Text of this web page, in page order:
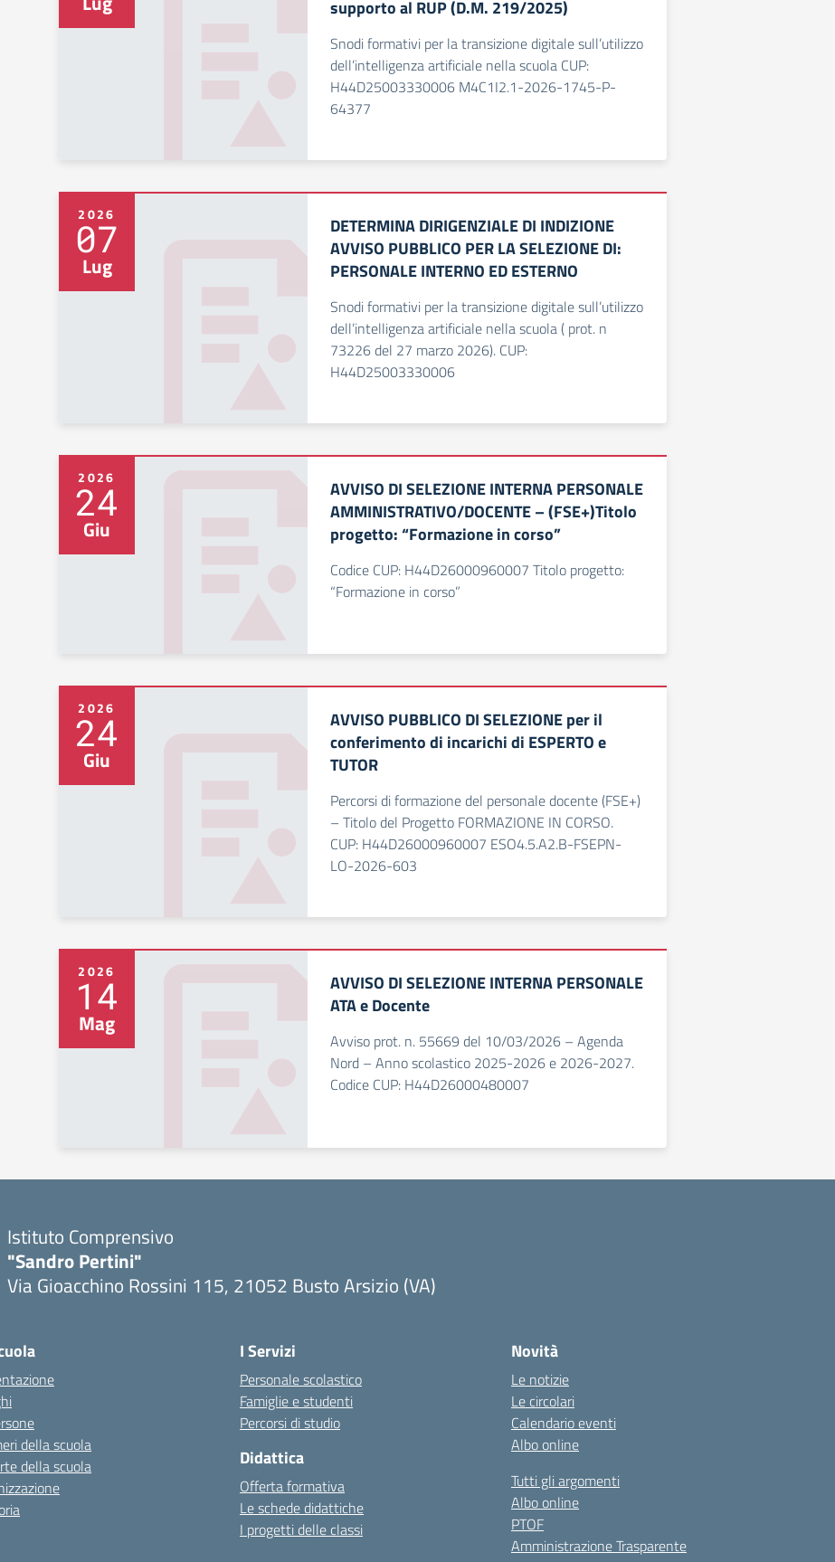
supporto al RUP (D.M. 219/2025)
Snodi formativi per la transizione digitale sull’utilizzo
dell’intelligenza artificiale nella scuola CUP:
H44D25003330006 M4C1I2.1-2026-1745-P-
64377
2026
07
Lug
DETERMINA DIRIGENZIALE DI INDIZIONE
AVVISO PUBBLICO PER LA SELEZIONE DI:
PERSONALE INTERNO ED ESTERNO
Snodi formativi per la transizione digitale sull’utilizzo
dell’intelligenza artificiale nella scuola ( prot. n
73226 del 27 marzo 2026). CUP:
H44D25003330006
2026
24
Giu
AVVISO DI SELEZIONE INTERNA PERSONALE
AMMINISTRATIVO/DOCENTE – (FSE+)Titolo
progetto: “Formazione in corso”
Codice CUP: H44D26000960007 Titolo progetto:
“Formazione in corso”
2026
24
Giu
AVVISO PUBBLICO DI SELEZIONE per il
conferimento di incarichi di ESPERTO e
TUTOR
Percorsi di formazione del personale docente (FSE+)
– Titolo del Progetto FORMAZIONE IN CORSO.
CUP: H44D26000960007 ESO4.5.A2.B-FSEPN-
LO-2026-603
2026
14
Mag
AVVISO DI SELEZIONE INTERNA PERSONALE
ATA e Docente
Avviso prot. n. 55669 del 10/03/2026 – Agenda
Nord – Anno scolastico 2025-2026 e 2026-2027.
Codice CUP: H44D26000480007
Istituto Comprensivo
"Sandro Pertini"
Via Gioacchino Rossini 115, 21052 Busto Arsizio (VA)
della scuola
della scuola
I Servizi
Personale scolastico
Famiglie e studenti
Percorsi di studio
Didattica
Offerta formativa
Le schede didattiche
I progetti delle classi
Novità
Le notizie
Le circolari
Calendario eventi
Albo online
Tutti gli argomenti
Albo online
PTOF
Amministrazione Trasparente